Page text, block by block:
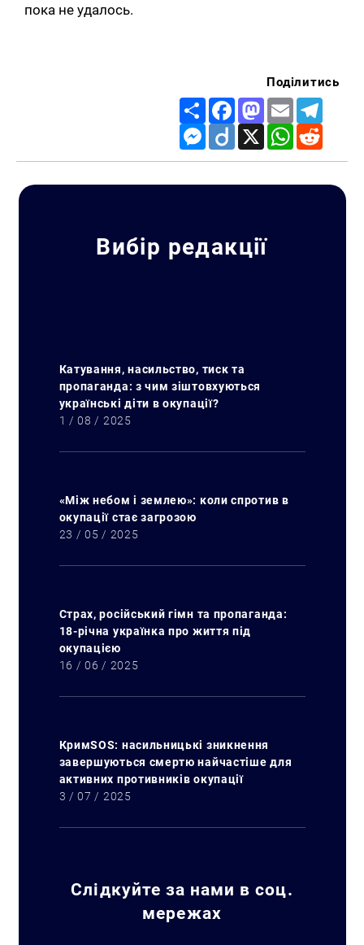
пока не удалось.
Поділитись
Share FacebookMastodon
Email
Messenger
Diigo X WhatsApp
Вибір редакції
Катування, насильство, тиск та
пропаганда: з чим зіштовхуються
українські діти в окупації?
1 / 08 / 2025
«Між небом і землею»: коли спротив в
окупації стає загрозою
23 / 05 / 2025
Страх, російський гімн та пропаганда:
18-річна українка про життя під
окупацією
16 / 06 / 2025
КримSOS: насильницькі зникнення
завершуються смертю найчастіше для
активних противників окупації
3 / 07 / 2025
Слідкуйте за нами в соц.
мережах